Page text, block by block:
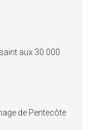
aux 30 000
de Pentecôte